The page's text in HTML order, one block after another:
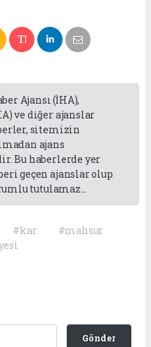
Ajansı (İHA),
ve diğer ajanslar
sitemizin
ajans
Bu haberlerde yer
geçen ajanslar olup
tutulamaz...
#kar
#mahsur
Gönder